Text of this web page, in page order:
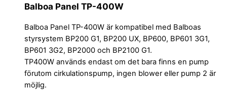
Balboa Panel TP-400W
Balboa Panel TP-400W är kompatibel med Balboas
styrsystem BP200 G1, BP200 UX, BP600, BP601 3G1,
BP601 3G2, BP2000 och BP2100 G1.
TP400W används endast om det bara finns en pump
förutom cirkulationspump, ingen blower eller pump 2 är
möjlig.